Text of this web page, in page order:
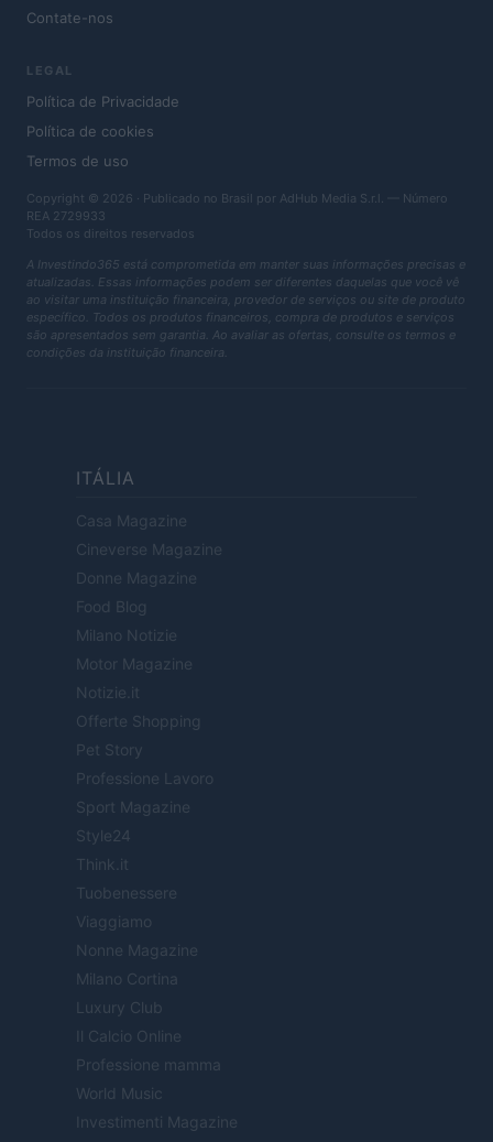
Contate-nos
LEGAL
Política de Privacidade
Política de cookies
Termos de uso
Copyright © 2026 · Publicado no Brasil por AdHub Media S.r.l. — Número
REA 2729933
Todos os direitos reservados
A Investindo365 está comprometida em manter suas informações precisas e
atualizadas. Essas informações podem ser diferentes daquelas que você vê
ao visitar uma instituição financeira, provedor de serviços ou site de produto
específico. Todos os produtos financeiros, compra de produtos e serviços
são apresentados sem garantia. Ao avaliar as ofertas, consulte os termos e
condições da instituição financeira.
ITÁLIA
Casa Magazine
Cineverse Magazine
Donne Magazine
Food Blog
Milano Notizie
Motor Magazine
Notizie.it
Offerte Shopping
Pet Story
Professione Lavoro
Sport Magazine
Style24
Think.it
Tuobenessere
Viaggiamo
Nonne Magazine
Milano Cortina
Luxury Club
Il Calcio Online
Professione mamma
World Music
Investimenti Magazine